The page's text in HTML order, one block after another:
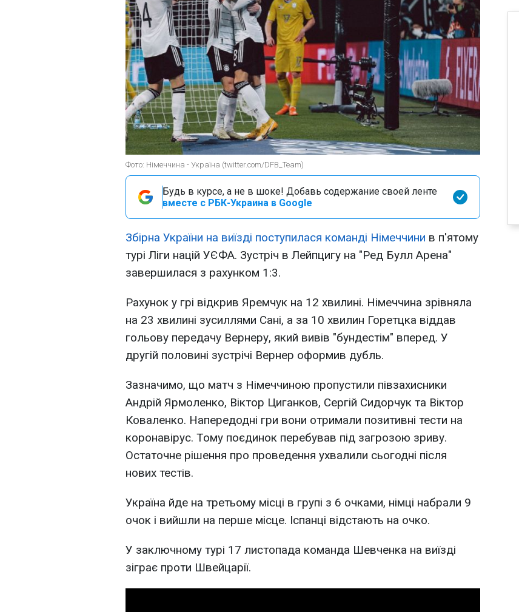
Фото: Німеччина - Україна (twitter.com/DFB_Team)
Будь в курсе, а не в шоке! Добавь содержание своей ленте
вместе с РБК-Украина в Google
Збірна України на виїзді поступилася команді Німеччини в п'ятому
турі Ліги націй УЄФА. Зустріч в Лейпцигу на "Ред Булл Арена"
завершилася з рахунком 1:3.
Рахунок у грі відкрив Яремчук на 12 хвилині. Німеччина зрівняла
на 23 хвилині зусиллями Сані, а за 10 хвилин Горетцка віддав
гольову передачу Вернеру, який вивів "бундестім" вперед. У
другій половині зустрічі Вернер оформив дубль.
Зазначимо, що матч з Німеччиною пропустили півзахисники
Андрій Ярмоленко, Віктор Циганков, Сергій Сидорчук та Віктор
Коваленко. Напередодні гри вони отримали позитивні тести на
коронавірус. Тому поєдинок перебував під загрозою зриву.
Остаточне рішення про проведення ухвалили сьогодні після
нових тестів.
Україна йде на третьому місці в групі з 6 очками, німці набрали 9
очок і вийшли на перше місце. Іспанці відстають на очко.
У заключному турі 17 листопада команда Шевченка на виїзді
зіграє проти Швейцарії.